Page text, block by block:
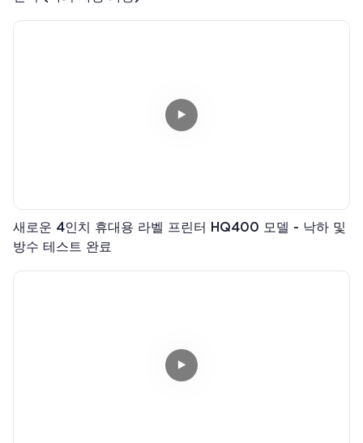
새로운 4인치 휴대용 라벨 프린터 HQ400 모델 - 낙하 및
방수 테스트 완료